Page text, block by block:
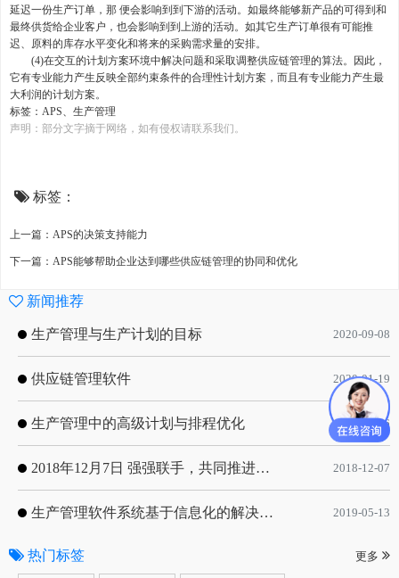
延迟一份生产订单，那 便会影响到到下游的活动。如最终能够新产品的可得到和
最终供货给企业客户，也会影响到到上游的活动。如其它生产订单很有可能推
迟、原料的库存水平变化和将来的采购需求量的安排。
(4)在交互的计划方案环境中解决问题和采取调整供应链管理的算法。因此，
它有专业能力产生反映全部约束条件的合理性计划方案，而且有专业能力产生最
大利润的计划方案。
标签： APS、生产管理
声明：部分文字摘于网络，如有侵权请联系我们。
标签：
上一篇：APS的决策支持能力
下一篇：APS能够帮助企业达到哪些供应链管理的协同和优化
新闻推荐
生产管理与生产计划的目标 2020-09-08
供应链管理软件 2020-01-19
生产管理中的高级计划与排程优化 2019-05-16
2018年12月7日 强强联手，共同推进电子器件领域APS应用典范 风华高科生产自动化工业互联网应用项目-APS项目启动会 2018-12-07
生产管理软件系统基于信息化的解决方案 2019-05-13
热门标签 更多